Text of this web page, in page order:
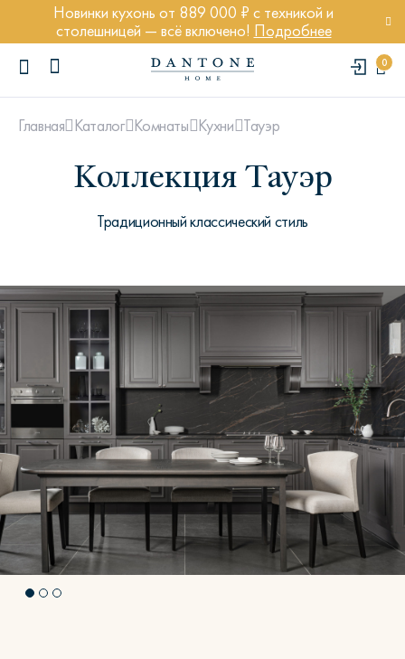
Новинки кухонь от 889 000 ₽ с техникой и
столешницей — всё включено! Подробнее
0
Кресло Энди
Кровать Ньюбери
Стул Престон
Главная Каталог Комнаты Кухни Тауэр
Коллекция Тауэр
Традиционный классический стиль